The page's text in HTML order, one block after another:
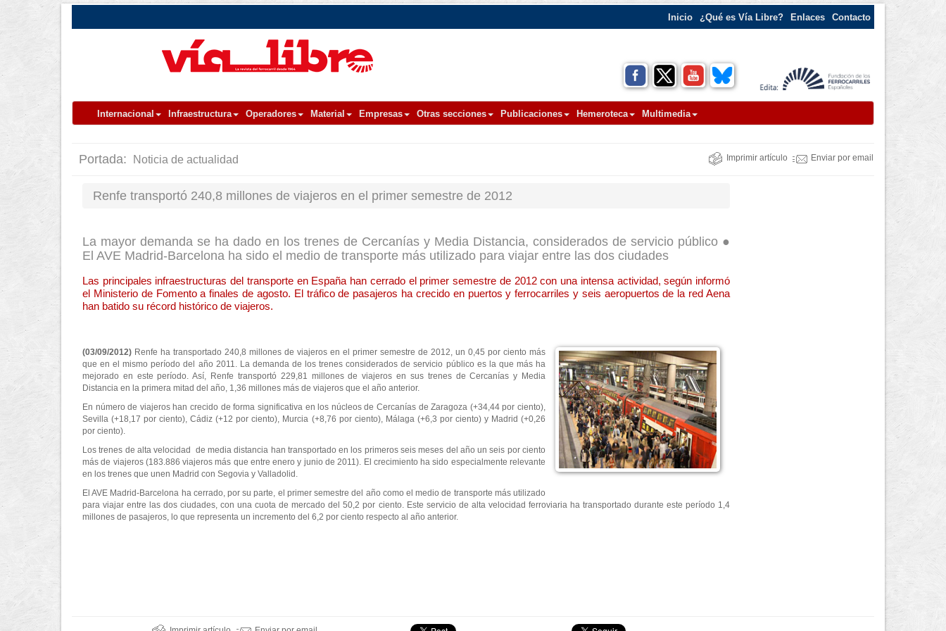
Inicio ¿Qué es Vía Libre? Enlaces Contacto
Internacional Infraestructura Operadores Material Empresas Otras secciones Publicaciones Hemeroteca Multimedia
Portada: Noticia de actualidad Imprimir artículo Enviar por email
Renfe transportó 240,8 millones de viajeros en el primer semestre de 2012
La mayor demanda se ha dado en los trenes de Cercanías y Media Distancia, considerados de servicio público ●
El AVE Madrid-Barcelona ha sido el medio de transporte más utilizado para viajar entre las dos ciudades
Las principales infraestructuras del transporte en España han cerrado el primer semestre de 2012 con una intensa actividad, según informó
el Ministerio de Fomento a finales de agosto. El tráfico de pasajeros ha crecido en puertos y ferrocarriles y seis aeropuertos de la red Aena
han batido su récord histórico de viajeros.
(03/09/2012) Renfe ha transportado 240,8 millones de viajeros en el primer semestre de 2012, un 0,45 por ciento más
que en el mismo período del año 2011. La demanda de los trenes considerados de servicio público es la que más ha
mejorado en este período. Así, Renfe transportó 229,81 millones de viajeros en sus trenes de Cercanías y Media
Distancia en la primera mitad del año, 1,36 millones más de viajeros que el año anterior.
En número de viajeros han crecido de forma significativa en los núcleos de Cercanías de Zaragoza (+34,44 por ciento),
Sevilla (+18,17 por ciento), Cádiz (+12 por ciento), Murcia (+8,76 por ciento), Málaga (+6,3 por ciento) y Madrid (+0,26
por ciento).
Los trenes de alta velocidad de media distancia han transportado en los primeros seis meses del año un seis por ciento
más de viajeros (183.886 viajeros más que entre enero y junio de 2011). El crecimiento ha sido especialmente relevante
en los trenes que unen Madrid con Segovia y Valladolid.
El AVE Madrid-Barcelona ha cerrado, por su parte, el primer semestre del año como el medio de transporte más utilizado
para viajar entre las dos ciudades, con una cuota de mercado del 50,2 por ciento. Este servicio de alta velocidad ferroviaria ha transportado durante este período 1,4
millones de pasajeros, lo que representa un incremento del 6,2 por ciento respecto al año anterior.